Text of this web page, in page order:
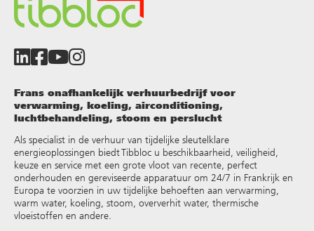
Frans onafhankelijk verhuurbedrijf voor
verwarming, koeling, airconditioning,
luchtbehandeling, stoom en perslucht
Als specialist in de verhuur van tijdelijke sleutelklare
energieoplossingen biedt Tibbloc u beschikbaarheid, veiligheid,
keuze en service met een grote vloot van recente, perfect
onderhouden en gereviseerde apparatuur om 24/7 in Frankrijk en
Europa te voorzien in uw tijdelijke behoeften aan verwarming,
warm water, koeling, stoom, oververhit water, thermische
vloeistoffen en andere